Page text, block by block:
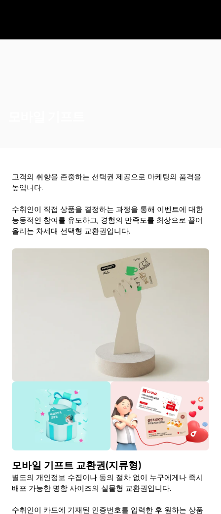
ENG
ENG
고객의 취향을 존중하는 선택권 제공으로 마케팅의 품격을
높입니다.
수취인이 직접 상품을 결정하는 과정을 통해 이벤트에 대한
능동적인 참여를 유도하고, 경험의 만족도를 최상으로 끌어
올리는 차세대 선택형 교환권입니다.
모바일 기프트 교환권(지류형)
별도의 개인정보 수집이나 동의 절차 없이 누구에게나 즉시
배포 가능한 명함 사이즈의 실물형 교환권입니다.
수취인이 카드에 기재된 인증번호를 입력한 후 원하는 상품